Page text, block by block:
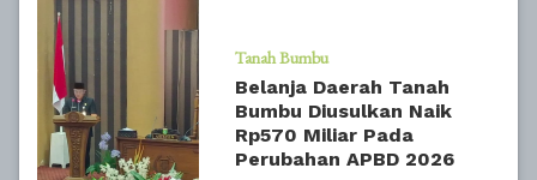
Tanah Bumbu
Belanja Daerah Tanah
Bumbu Diusulkan Naik
Rp570 Miliar Pada
Perubahan APBD 2026